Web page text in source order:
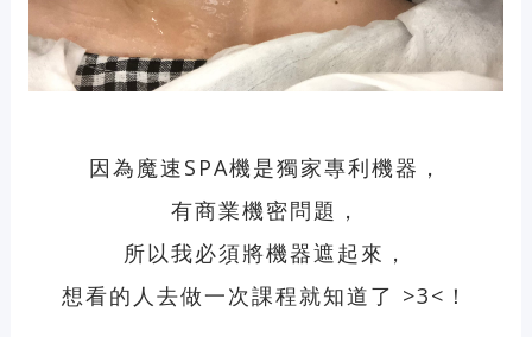
因為魔速SPA機是獨家專利機器，
有商業機密問題，
所以我必須將機器遮起來，
想看的人去做一次課程就知道了 >3<！